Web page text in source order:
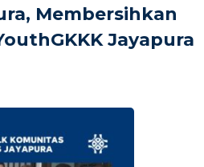
Membersihkan
Jayapura